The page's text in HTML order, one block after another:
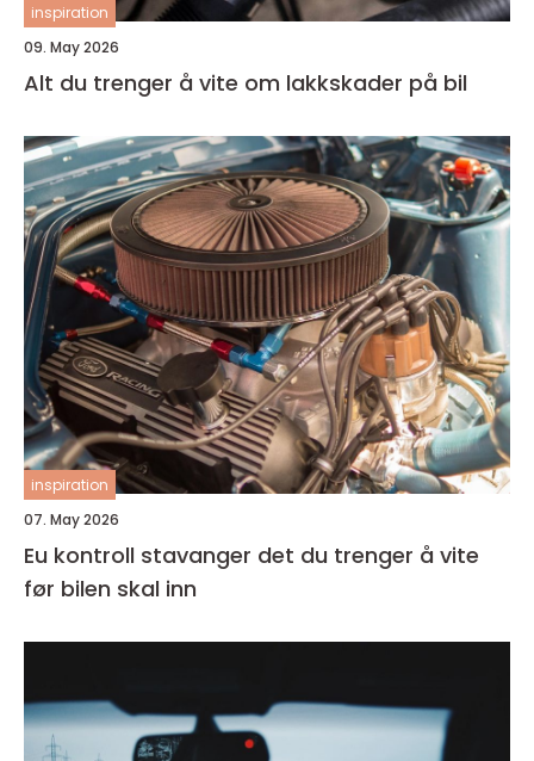
inspiration
09. May 2026
Alt du trenger å vite om lakkskader på bil
inspiration
07. May 2026
Eu kontroll stavanger det du trenger å vite
før bilen skal inn